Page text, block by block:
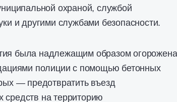
охраной, службой
и другими службами безопасности.
была надлежащим образом
полиции с помощью бетонных
— предотвратить въезд
средств на территорию